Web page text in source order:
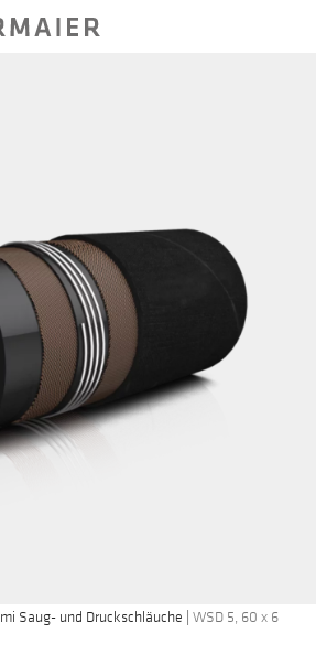
Saug- und Druckschläuche | WSD 5, 60 x 6